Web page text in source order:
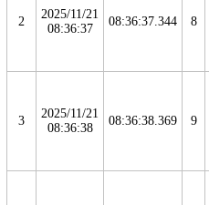
2
2025/11/21
08:36:37
08:36:37.344 8
3
2025/11/21
08:36:38
08:36:38.369 9